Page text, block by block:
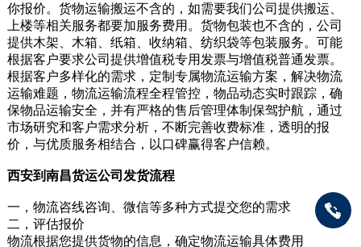
你报价。货物运输搬运不含的，如需要我们公司提供搬运、
上楼等相关服务都要加服务费用。货物包装也不含的，公司
提供木架、木箱、纸箱、收纳箱、纺织袋等包装服务。可能
根据客户要求公司提供增值税专用发票与增值税普通发票。
根据客户多样化的需求，定制专属物流运输方案，解决物流
运输难题，物流运输流程全程管控，物品动态实时跟踪，确
保物品运输安全，并有严格的售后管理体制保驾护航，通过
市场研究和客户需求分析，不断完善收费标准，透明的报
价，与优质服务相结合，以口碑赢得客户信赖。
西安到南昌货运公司发货流程
一，物流咨线咨询、微信等多种方式提交您的需求
二，评估报价
物流根据您提供货物的信息，确定物流运输具体费用